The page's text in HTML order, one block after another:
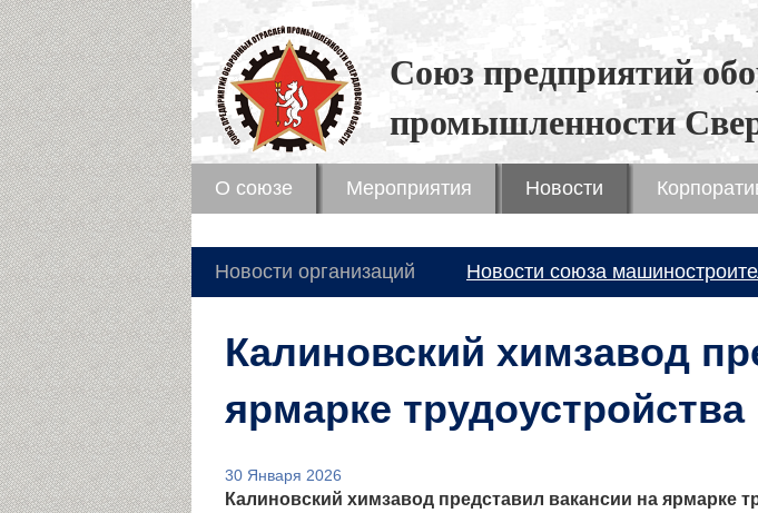
Союз предприятий
промышленности
О союзе Мероприятия Новости
Новости организаций Новости союза
Калиновский химзавод
ярмарке трудоустройства
30 Января 2026
Калиновский химзавод представил вакансии на ярмарке